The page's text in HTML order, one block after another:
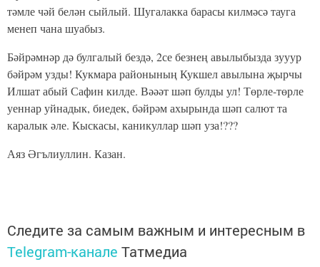
тәмле чәй белән сыйлый. Шугалакка барасы килмәсә тауга
менеп чана шуабыз.
Бәйрәмнәр дә булгалый бездә, 2се безнең авылыбызда зууур
бәйрәм узды! Кукмара районының Кукшел авылына җырчы
Илшат абый Сафин килде. Вәәәт шәп булды ул! Төрле-төрле
уеннар уйнадык, биедек, бәйрәм ахырында шәп салют та
каралык әле. Кыскасы, каникуллар шәп уза!???
Аяз Әгълиуллин. Казан.
Следите за самым важным и интересным в
Telegram-канале Татмедиа